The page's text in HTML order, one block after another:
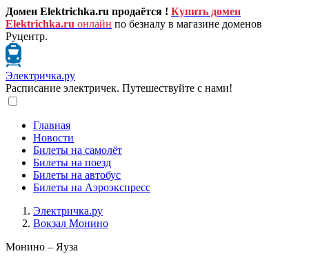
Домен Elektrichka.ru продаётся ! Купить домен
Elektrichka.ru онлайн по безналу в магазине доменов
Руцентр.
Электричка.ру
Расписание электричек. Путешествуйте с нами!
Главная
Новости
Билеты на самолёт
Билеты на поезд
Билеты на автобус
Билеты на Аэроэкспресс
Электричка.ру
Вокзал Монино
Монино – Яуза